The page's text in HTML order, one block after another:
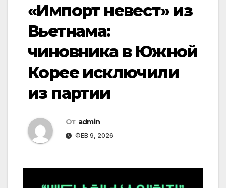
«Импорт невест» из
Вьетнама:
чиновника в Южной
Корее исключили
из партии
От admin
ФЕВ 9, 2026